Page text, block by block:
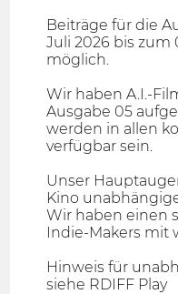
Beiträge für die
Juli 2026 bis zum
möglich.
Wir haben A.I.-
Ausgabe 05
werden in allen
verfügbar sein.
Unser
Kino
Wir haben einen
Indie-Makers mit
Hinweis für
siehe RDIFF Play